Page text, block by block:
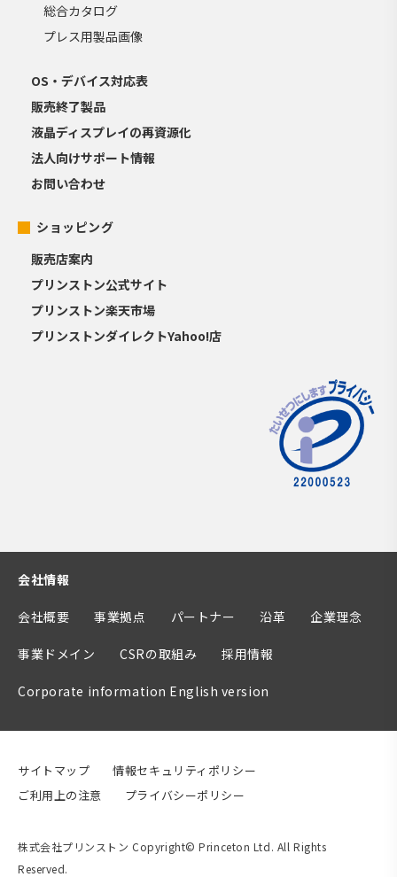
総合カタログ
プレス用製品画像
OS・デバイス対応表
販売終了製品
液晶ディスプレイの再資源化
法人向けサポート情報
お問い合わせ
ショッピング
販売店案内
プリンストン公式サイト
プリンストン楽天市場
プリンストンダイレクトYahoo!店
会社情報
会社概要 事業拠点 パートナー 沿革 企業理念
事業ドメイン CSRの取組み 採用情報
Corporate information English version
サイトマップ
情報セキュリティポリシー
ご利用上の注意
プライバシーポリシー
株式会社プリンストン Copyright© Princeton Ltd. All Rights
Reserved.